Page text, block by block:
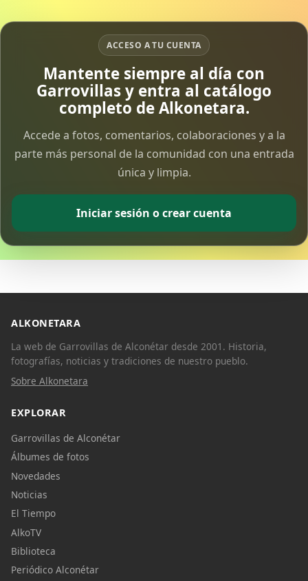
ACCESO A TU CUENTA
Mantente siempre al día con
Garrovillas y entra al catálogo
completo de Alkonetara.
Accede a fotos, comentarios, colaboraciones y a la
parte más personal de la comunidad con una entrada
única y limpia.
Iniciar sesión o crear cuenta
ALKONETARA
La web de Garrovillas de Alconétar desde 2001. Historia,
fotografías, noticias y tradiciones de nuestro pueblo.
Sobre Alkonetara
EXPLORAR
Garrovillas de Alconétar
Álbumes de fotos
Novedades
Noticias
El Tiempo
AlkoTV
Biblioteca
Periódico Alconétar